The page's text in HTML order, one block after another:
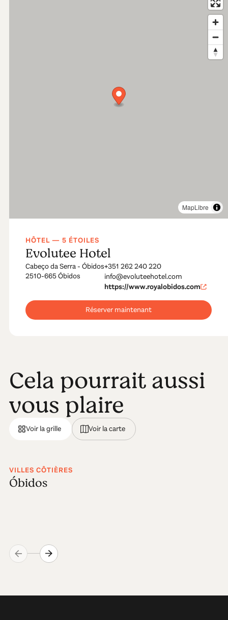
HÔTEL — 5 ÉTOILES
Evolutee Hotel
Cabeço da Serra - Óbidos
2510-665 Óbidos
+351 262 240 220
info@evoluteehotel.com
https://www.royalobidos.com
Réserver maintenant
MapLibre
Cela pourrait aussi
vous plaire
Voir la grille Voir la carte
VILLES CÔTIÈRES
Óbidos